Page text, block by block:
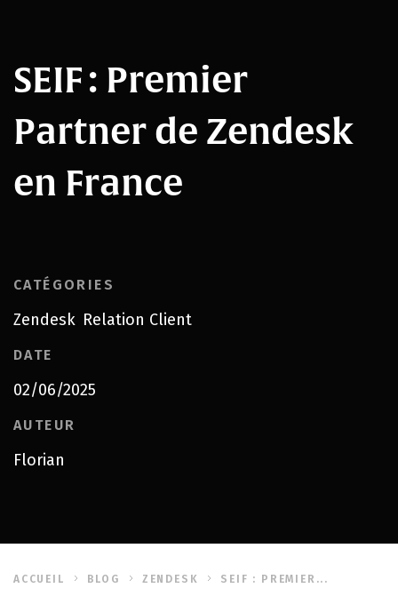
SEIF : Premier
Partner de Zendesk
en France
CATÉGORIES
Zendesk Relation Client
DATE
02/06/2025
AUTEUR
Florian
ACCUEIL BLOG ZENDESK SEIF : PREMIER...